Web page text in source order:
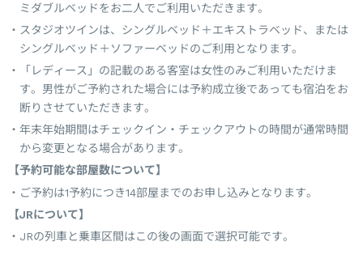
ミダブルベッドをお二人でご利用いただきます。
スタジオツインは、シングルベッド＋エキストラベッド、または
シングルベッド＋ソファーベッドのご利用となります。
「レディース」の記載のある客室は女性のみご利用いただけま
す。男性がご予約された場合には予約成立後であっても宿泊をお
断りさせていただきます。
年末年始期間はチェックイン・チェックアウトの時間が通常時間
から変更となる場合があります。
【予約可能な部屋数について】
ご予約は1予約につき14部屋までのお申し込みとなります。
【JRについて】
JRの列車と乗車区間はこの後の画面で選択可能です。